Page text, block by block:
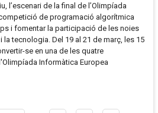
l’escenari de la final de l’Olimpíada
de programació algorítmica
i fomentar la participació de les noies
tecnologia. Del 19 al 21 de març, les 15
se en una de les quatre
Informàtica Europea